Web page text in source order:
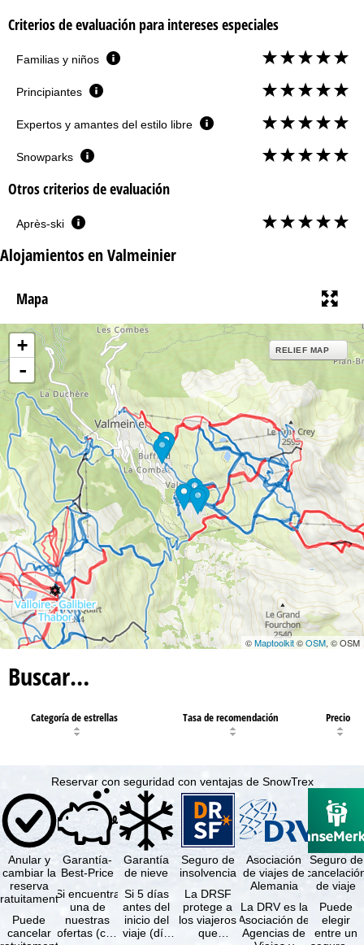
Criterios de evaluación para intereses especiales
Familias y niños
Principiantes
Expertos y amantes del estilo libre
Snowparks
Otros criterios de evaluación
Après-ski
Alojamientos en Valmeinier
Mapa
+
-
RELIEF MAP
©Maptoolkit©OSM, © OSM
Buscar…
Categoría de estrellas Tasa de recomendación Precio
Reservar con seguridad con ventajas de SnowTrex
Anular y
cambiar la
reserva
Puede
cancelar
Garantía-
Best-Price
Si encuentra
una de
nuestras
ofertas (con
Garantía
de nieve
Si 5 días
antes del
inicio del
viaje (día
Seguro de
insolvencia
La DRSF
protege a
los viajeros
que
Asociación
de viajes de
Alemania
La DRV es la
Asociación de
Agencias de
Seguro de
de viaje
Puede
elegir
entre un